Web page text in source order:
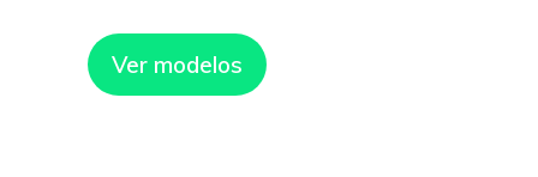
Ver modelos